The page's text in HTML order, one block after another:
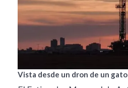
Vista desde un dron de un